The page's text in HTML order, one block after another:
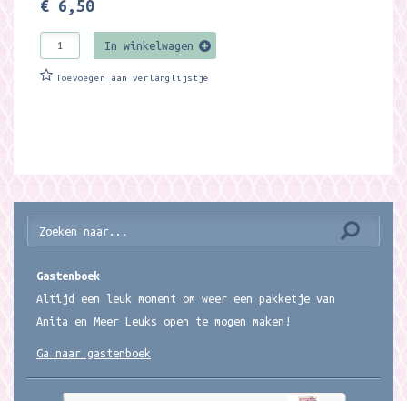
€ 6,50
In winkelwagen
Toevoegen aan verlanglijstje
Gastenboek
Altijd een leuk moment om weer een pakketje van
Anita en Meer Leuks open te mogen maken!
Ga naar gastenboek